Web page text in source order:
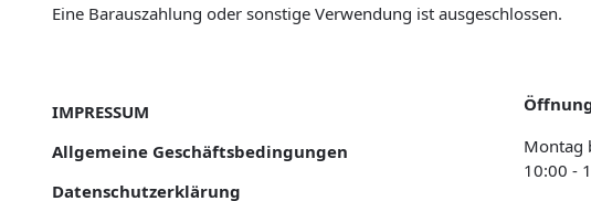
Eine Barauszahlung oder sonstige Verwendung ist ausgeschlossen.
IMPRESSUM
Allgemeine Geschäftsbedingungen
Datenschutzerklärung
Montag
10:00 -